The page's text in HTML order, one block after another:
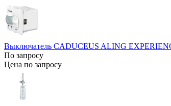
Выключатель CADUCEUS ALING
По запросу
Цена по запросу